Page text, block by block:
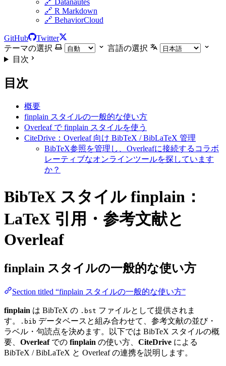
🔗 Datanautes
🔗 R Markdown
🔗 BehaviorCloud
GitHub
Twitter
テーマの選択
言語の選択
目次
目次
概要
finplain スタイルの一般的な使い方
Overleaf で finplain スタイルを使う
CiteDrive：Overleaf 向け BibTeX / BibLaTeX 管理
BibTeX参照を管理し、Overleafに接続するコラボ
レーティブなオンラインツールを探しています
か？
BibTeX スタイル finplain：
LaTeX 引用・参考文献と
Overleaf
finplain スタイルの一般的な使い方
Section titled “finplain スタイルの一般的な使い方”
finplain は BibTeX の .bst ファイルとして提供されま
す。
.bib データベースと組み合わせて、参考文献の並び・
ラベル・句読点を決めます。以下では BibTeX スタイルの概
要、 Overleafでの finplain の使い方、 CiteDrive による
BibTeX / BibLaTeX と Overleaf の連携を説明します。